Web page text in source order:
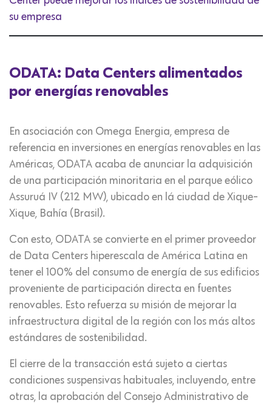
su empresa
ODATA: Data Centers alimentados
por energías renovables
En asociación con Omega Energia, empresa de
referencia en inversiones en energías renovables en las
Américas, ODATA acaba de anunciar la adquisición
de una participación minoritaria en el parque eólico
Assuruá IV (212 MW), ubicado en lá ciudad de Xique-
Xique, Bahía (Brasil).
Con esto, ODATA se convierte en el primer proveedor
de Data Centers hiperescala de América Latina en
tener el 100% del consumo de energía de sus edificios
proveniente de participación directa en fuentes
renovables. Esto refuerza su misión de mejorar la
infraestructura digital de la región con los más altos
estándares de sostenibilidad.
El cierre de la transacción está sujeto a ciertas
condiciones suspensivas habituales, incluyendo, entre
otras, la aprobación del Consejo Administrativo de